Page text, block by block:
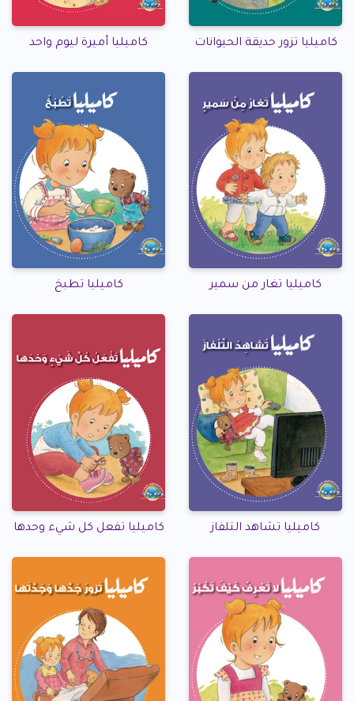
كاميليا تزور حديقة الحيوانات كاميليا أميرة ليوم واحد
كاميليا تغار من سمير كاميليا تطبخ
كاميليا تشاهد التلفاز كاميليا تفعل كل شيء وحدها